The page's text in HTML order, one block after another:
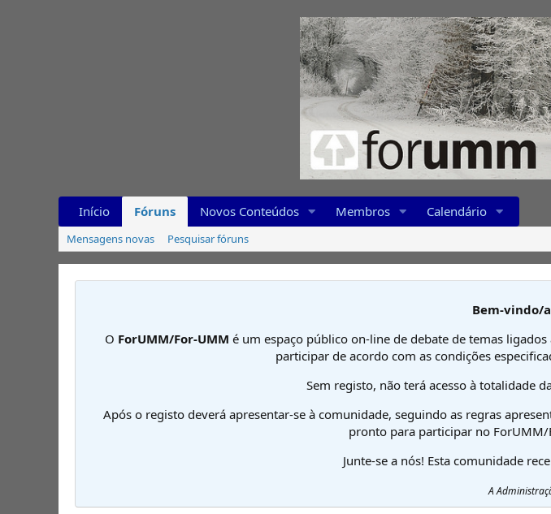
Início Fóruns Novos Conteúdos Membros Calendário
Mensagens novas Pesquisar fóruns
Bem-vindo/
O ForUMM/For-UMM é um espaço público on-line de debate de temas
participar de acordo com as condições
Sem registo, não terá acesso à totalidade
Após o registo deverá apresentar-se à comunidade, seguindo as regras
pronto para participar no
Junte-se a nós! Esta comunidade
A